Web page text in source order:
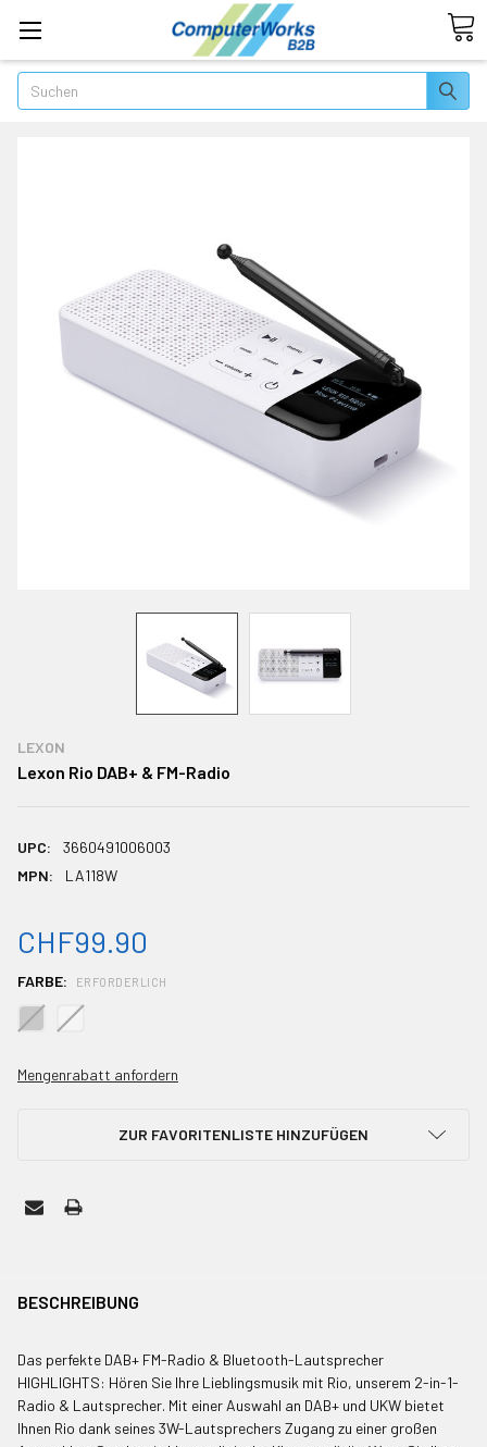
Suchen
LEXON
Lexon Rio DAB+ & FM-Radio
UPC:
3660491006003
MPN:
LA118W
CHF99.90
FARBE: ERFORDERLICH
AKTUELLER
Mengenrabatt anfordern
ZUR FAVORITENLISTE HINZUFÜGEN
ZUSAMMEN
AUSWÄHLEN
BESCHREIBUNG
Das perfekte DAB+ FM-Radio & Bluetooth-Lautsprecher
HIGHLIGHTS: Hören Sie Ihre Lieblingsmusik mit Rio, unserem 2-in-1-
Radio & Lautsprecher. Mit einer Auswahl an DAB+ und UKW bietet
Ihnen Rio dank seines 3W-Lautsprechers Zugang zu einer großen